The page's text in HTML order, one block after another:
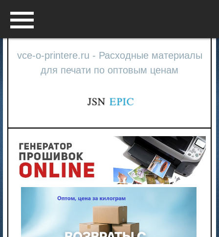
vce-o-printere.ru - Расходные материалы
для печати по оптовым ценам